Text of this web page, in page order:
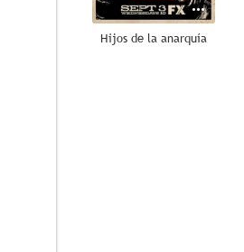
Hijos de la anarquía